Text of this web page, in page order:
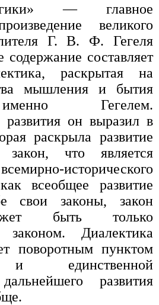
— главное
великого
Г. В. Ф. Гегеля
составляет
раскрытая на
мышления и бытия
Гегелем.
развития он выразил в
раскрыла развитие
что является
исторического
всеобщее развитие
свои законы, закон
быть только
законом. Диалектика
поворотным пунктом
единственной
развития